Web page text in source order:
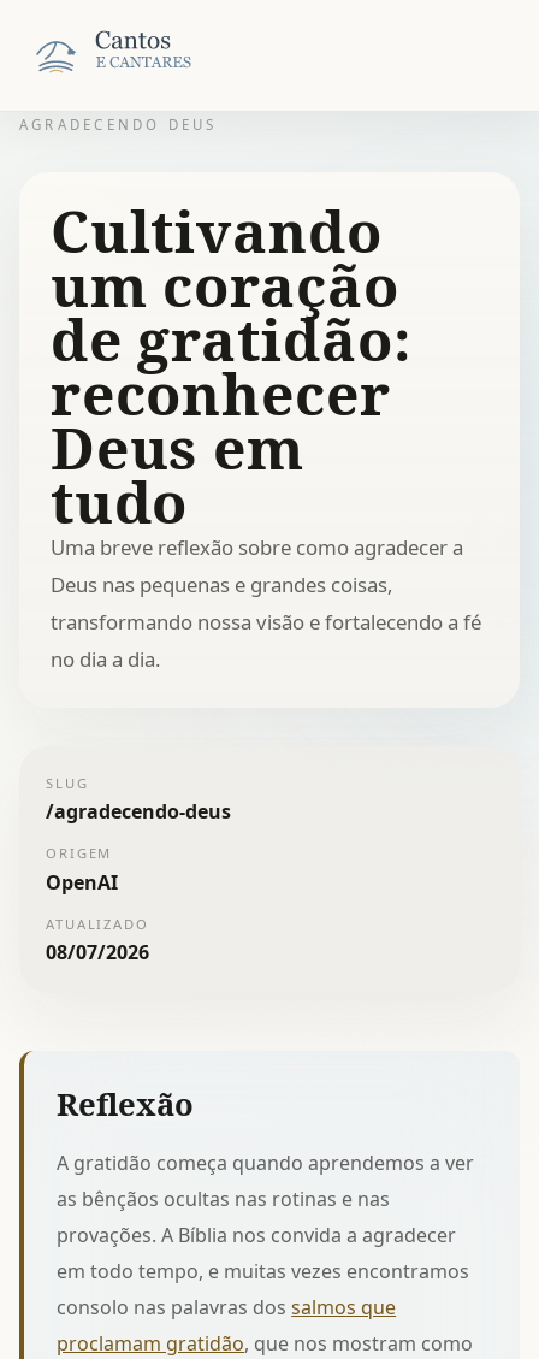
AGRADECENDO DEUS
Cultivando
um coração
de gratidão:
reconhecer
Deus em
tudo
Uma breve reflexão sobre como agradecer a
Deus nas pequenas e grandes coisas,
transformando nossa visão e fortalecendo a fé
no dia a dia.
SLUG
/agradecendo-deus
ORIGEM
OpenAI
ATUALIZADO
08/07/2026
Reflexão
A gratidão começa quando aprendemos a ver
as bênçãos ocultas nas rotinas e nas
provações. A Bíblia nos convida a agradecer
em todo tempo, e muitas vezes encontramos
consolo nas palavras dossalmos que
proclamam gratidão, que nos mostram como